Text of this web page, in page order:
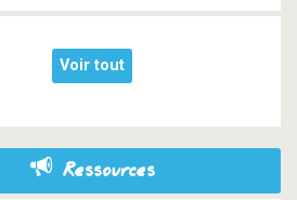
Voir tout
Ressources